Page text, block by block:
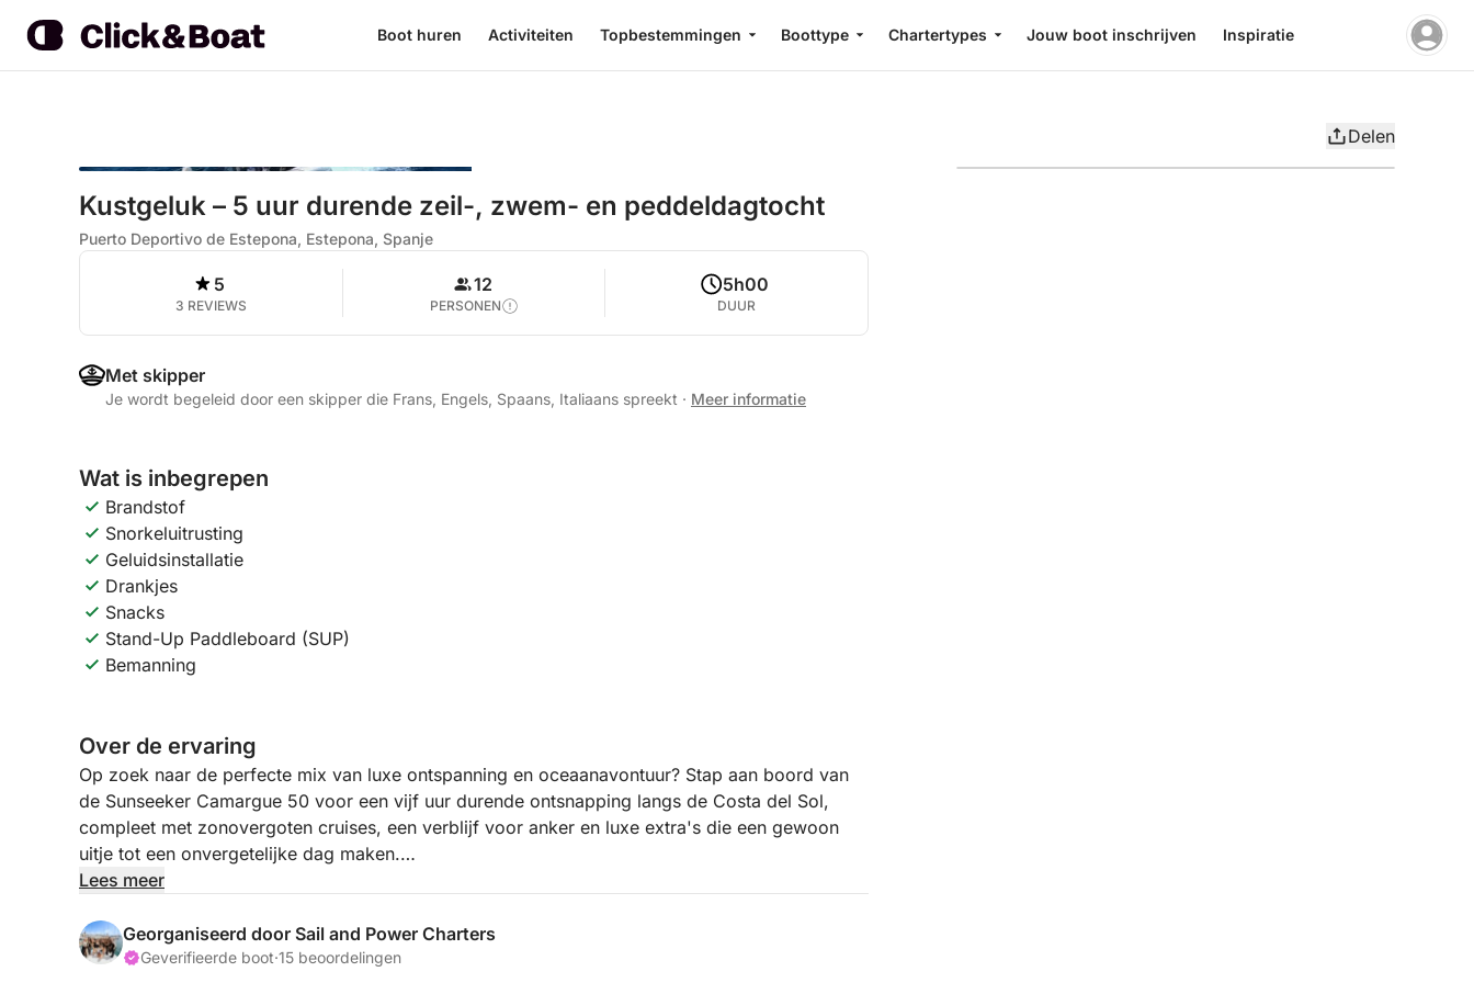
Boot huren Activiteiten Topbestemmingen Boottype Chartertypes Jouw boot inschrijven Inspiratie
Delen
Kustgeluk – 5 uur durende zeil-, zwem- en peddeldagtocht
Puerto Deportivo de Estepona, Estepona, Spanje
5
3 REVIEWS
12
PERSONEN
5h00
DUUR
Met skipper
Je wordt begeleid door een skipper die Frans, Engels, Spaans, Italiaans spreekt · Meer informatie
Wat is inbegrepen
Brandstof
Snorkeluitrusting
Geluidsinstallatie
Drankjes
Snacks
Stand-Up Paddleboard (SUP)
Bemanning
Over de ervaring
Op zoek naar de perfecte mix van luxe ontspanning en oceaanavontuur? Stap aan boord van
de Sunseeker Camargue 50 voor een vijf uur durende ontsnapping langs de Costa del Sol,
compleet met zonovergoten cruises, een verblijf voor anker en luxe extra's die een gewoon
uitje tot een onvergetelijke dag maken.
Sotogrande. Ontspan op het dek met uw favoriete afspeellijst en gratis drankjes terwijl u langs
enkele van de mooiste landschappen aan de kust vaart. Eenmaal voor anker, geniet u van
Lees meer
Georganiseerd door Sail and Power Charters
Geverifieerde boot·15 beoordelingen